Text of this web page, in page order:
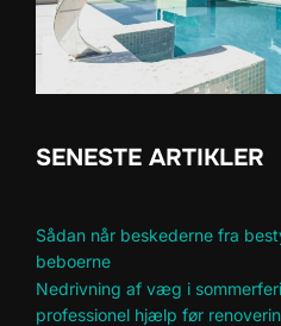
SENESTE ARTIKLER
Sådan når beskederne fra
beboerne
Nedrivning af væg i
professionel hjælp før